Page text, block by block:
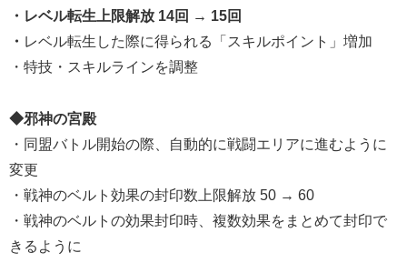
・レベル転生上限解放 14回 → 15回
・ レベル転生した際に得られる「スキルポイント」増加
・特技・スキルラインを調整
◆邪神の宮殿
・同盟バトル開始の際、自動的に戦闘エリアに進むように
変更
・戦神のベルト効果の封印数上限解放 50 → 60
・戦神のベルトの効果封印時、複数効果をまとめて封印で
きるように